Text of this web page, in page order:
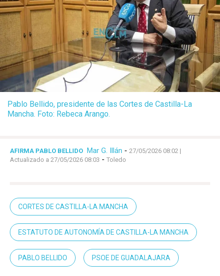
Pablo Bellido, presidente de las Cortes de Castilla-La
Mancha. Foto: Rebeca Arango.
AFIRMA PABLO BELLIDO Mar G. Illán - 27/05/2026 08:02 |
Actualizado a 27/05/2026 08:03 - Toledo
CORTES DE CASTILLA-LA MANCHA
ESTATUTO DE AUTONOMÍA DE CASTILLA-LA MANCHA
PABLO BELLIDO PSOE DE GUADALAJARA